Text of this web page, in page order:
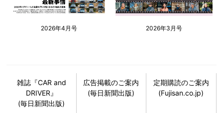
2026年4月号 2026年3月号
雑誌『CAR and
DRIVER』
(毎日新聞出版)
広告掲載のご案内
(毎日新聞出版)
定期購読のご案内
(Fujisan.co.jp)